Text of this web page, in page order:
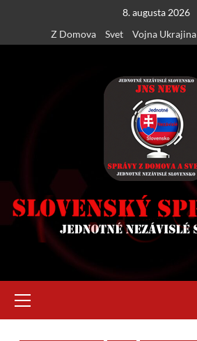
content
8. augusta 2026
Z Domova
Svet Vojna Ukrajina
Menu